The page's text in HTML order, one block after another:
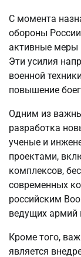
С момента
обороны
активные меры
Эти усилия
военной
повышение
Одним из
разработка
ученые и
проектами,
комплексов,
современных
российским
ведущих армий
Кроме того,
является